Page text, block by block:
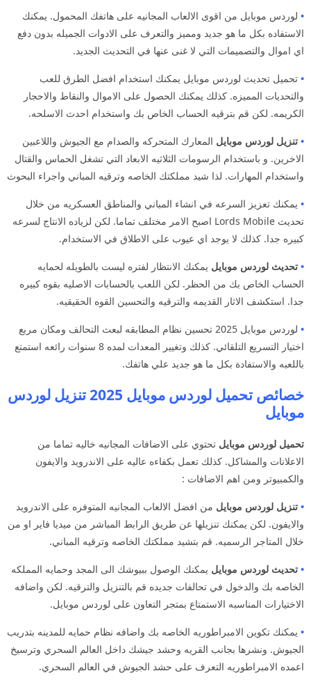
• لوردس موبايل من اقوى الالعاب المجانيه على هاتفك المحمول. يمكنك
الاستفاده بكل ما هو جديد ومميز والتعرف على الادوات الجميله بدون دفع
اي اموال والتصميمات التي لا غنى عنها في التحديث الجديد.
• تحميل تحديث لوردس موبايل يمكنك استخدام افضل الطرق للعب
والتحديات المميزه. كذلك يمكنك الحصول على الاموال والنقاط والاحجار
الكريمه. لكن قم بترقيه الحساب الخاص بك واستخدام احدث الاسلحه.
• تنزيل لوردس موبايل المعارك المتحركه والصدام مع الجيوش واللاعبين
الاخرين. و باستخدام الرسومات الثلاثيه الابعاد التي تشغل الحماس والقتال
واستخدام المهارات. لذا شيد مملكتك الخاصه وترقيه المباني واجراء البحوث
• يمكنك تعزيز السرعه في انشاء المباني والمناطق العسكريه من خلال
تحديث Lords Mobile اصبح الامر مختلف تماما. لكن لزياده الانتاج لسرعه
كبيره جدا. كذلك لا يوجد اي عيوب على الاطلاق في الاستخدام.
• تحديث لوردس موبايل يمكنك الانتظار لفتره ليست بالطويله لحمايه
الحساب الخاص بك من الحظر. لكن اللعب بالحسابات الاصليه بقوه كبيره
جدا. استكشف الاثار القديمه والترقيه والتحسين القوه الحقيقيه.
•
لوردس موبايل 2025 تحسين نظام المطابقه لبعث التحالف ومكان مربع
اختيار التسريع التلقائي. كذلك وتغيير المعدات لمده 8 سنوات رائعه استمتع
باللعبه والاستفادة بكل ما هو جديد علي هاتفك.
خصائص تحميل لوردس موبايل 2025 تنزيل لوردس
موبايل
تحميل لوردس موبايل تحتوي على الاضافات المجانيه خاليه تماما من
الاعلانات والمشاكل. كذلك تعمل بكفاءه عاليه على الاندرويد والايفون
والكمبيوتر ومن اهم الاضافات :
• تنزيل لوردس موبايل من افضل الالعاب المجانيه المتوفره على الاندرويد
والايفون. لكن يمكنك تنزيلها عن طريق الرابط المباشر من ميديا فاير او من
خلال المتاجر الرسميه. قم بتشيد مملكتك الخاصه وترقيه المباني.
• تحديث لوردس موبايل يمكنك الوصول ببيوشك الى المجد وحمايه المملكه
الخاصه بك والدخول في تحالفات جديده قم بالتنزيل والترقيه. لكن واضافه
الاختيارات المناسبه الاستمتاع بمتجر التعاون على لوردس موبايل.
• يمكنك تكوين الامبراطوريه الخاصه بك واضافه نظام حمايه للمدينه بتدريب
الجيوش. ونشرها بجانب القريه وحشد جيشك داخل العالم السحري وترسيخ
اعمده الامبراطوريه التعرف على حشد الجيوش في العالم السحري.